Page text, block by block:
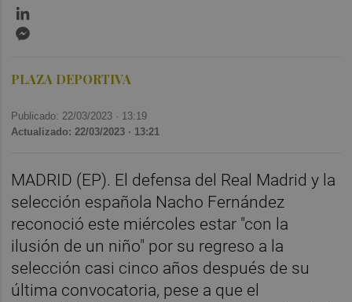
PLAZA DEPORTIVA
Publicado: 22/03/2023 · 13:19
Actualizado: 22/03/2023 · 13:21
MADRID (EP). El defensa del Real Madrid y la
selección española Nacho Fernández
reconoció este miércoles estar "con la
ilusión de un niño" por su regreso a la
selección casi cinco años después de su
última convocatoria, pese a que el